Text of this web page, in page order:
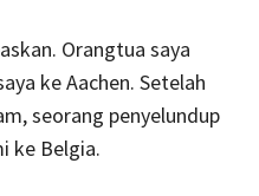
Orangtua saya
ke Aachen. Setelah
seorang penyelundup
ke Belgia.